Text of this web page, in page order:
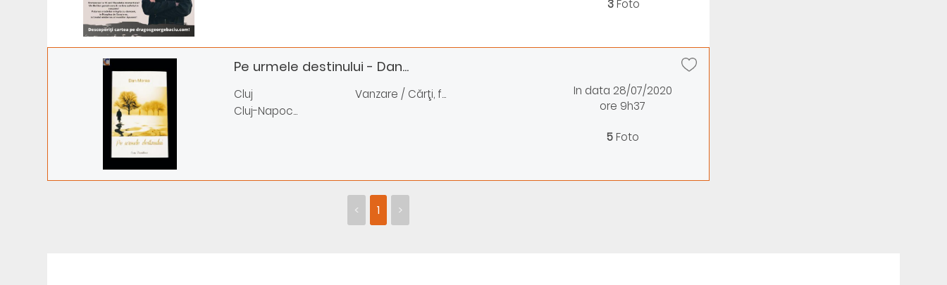
3Foto
Pe urmele destinului - Dan...
Cluj
Cluj-Napoc...
Vanzare / Cărţi, f...
In data 28/07/2020
ore 9h37
5Foto
< 1 >